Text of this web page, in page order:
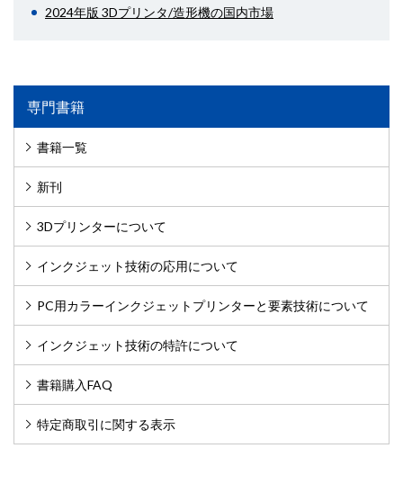
2024年版 3Dプリンタ/造形機の国内市場
専門書籍
書籍一覧
新刊
3Dプリンターについて
インクジェット技術の応用について
PC用カラーインクジェットプリンターと要素技術について
インクジェット技術の特許について
書籍購入FAQ
特定商取引に関する表示